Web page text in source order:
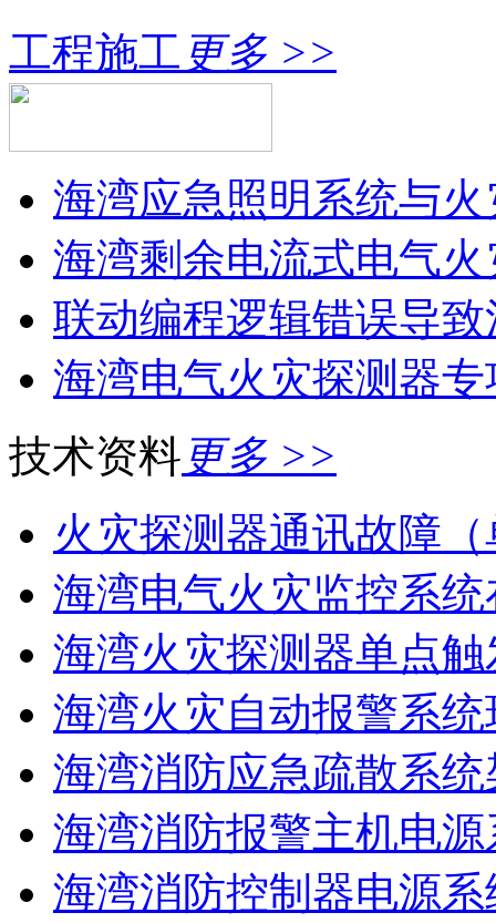
工程施工 更多 >>
海湾应急照明系统与火
海湾剩余电流式电气火
联动编程逻辑错误导致
海湾电气火灾探测器
技术资料 更多 >>
火灾探测器通讯故障
海湾电气火灾监控系统
海湾火灾探测器单点
海湾火灾自动报警系统
海湾消防应急疏散系统
海湾消防报警主机电源
海湾消防控制器电源系